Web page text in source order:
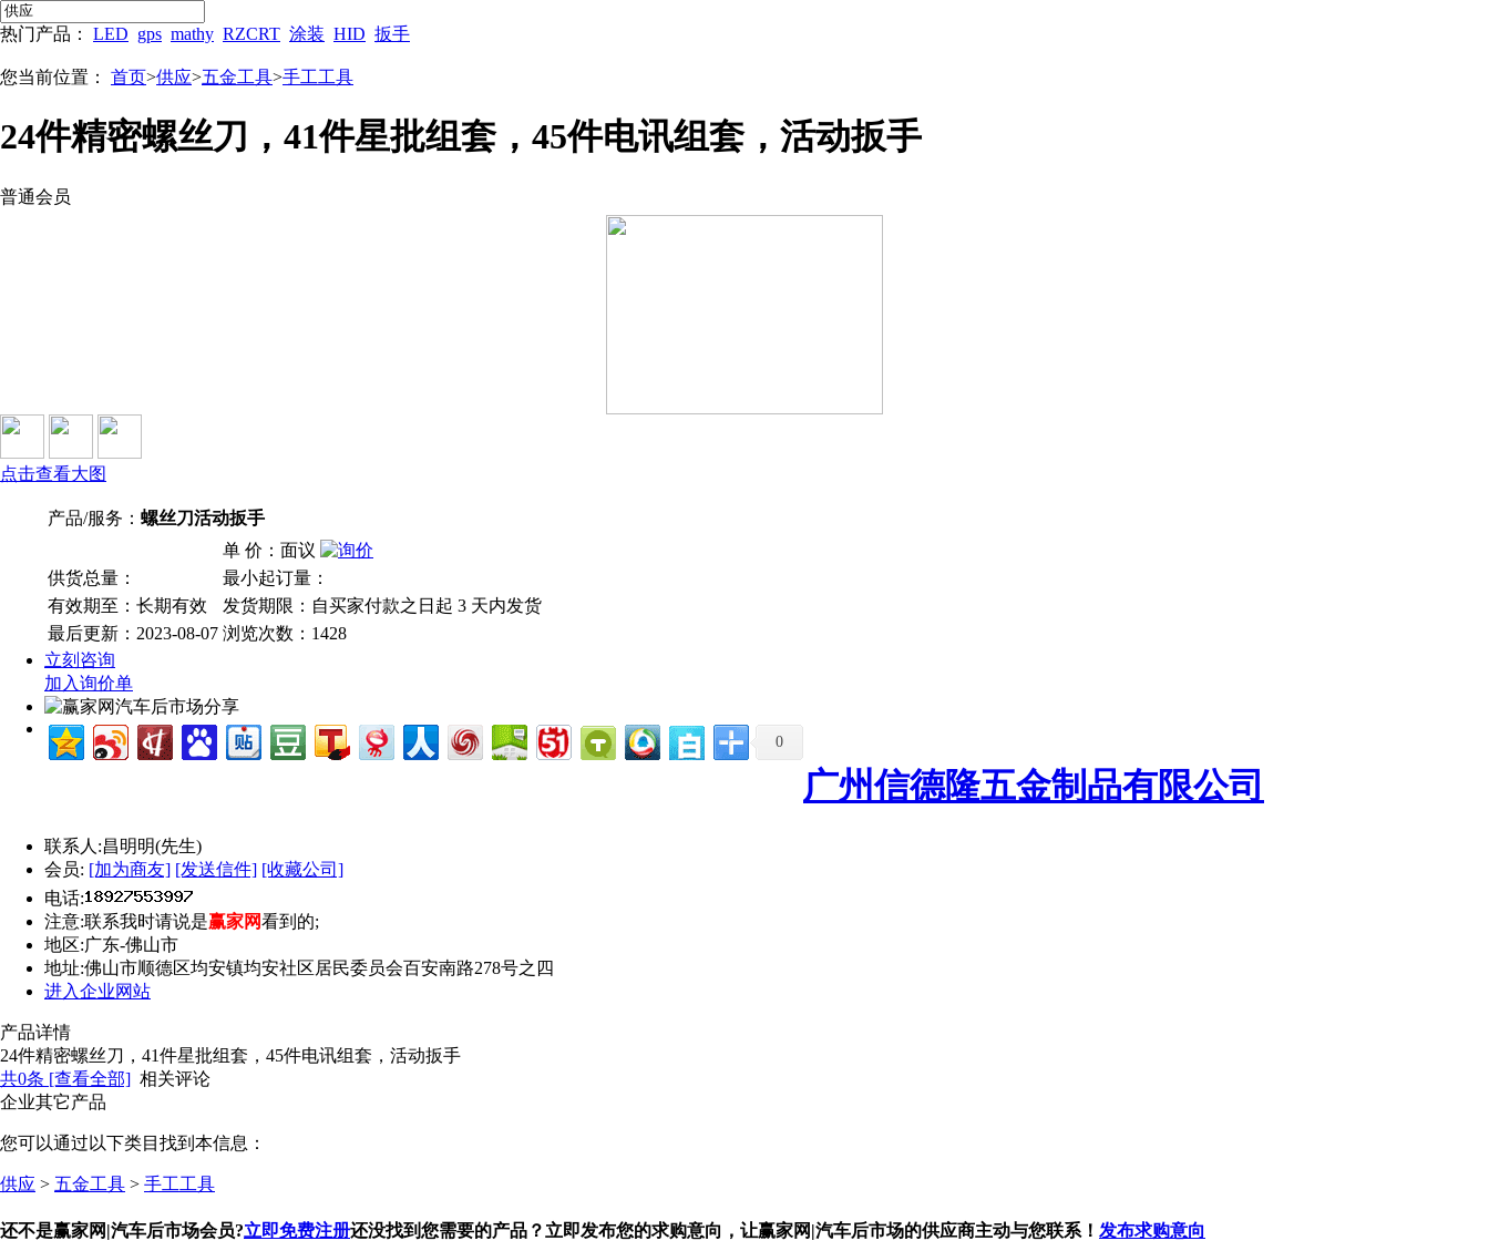
热门产品： LED gps mathy RZCRT 涂装 HID 扳手
您当前位置： 首页>供应>五金工具>手工工具
24件精密螺丝刀，41件星批组套，45件电讯组套，活动扳手
普通会员
点击查看大图
产品/服务： 螺丝刀活动扳手
单 价：面议
供货总量：
最小起订量：
有效期至：长期有效
发货期限：自买家付款之日起 3 天内发货
最后更新：2023-08-07 浏览次数： 1428
立刻咨询
加入询价单
0
广州信德隆五金制品有限公司
联系人:昌明明(先生)
会员: [加为商友] [发送信件] [收藏公司]
电话:
注意:联系我时请说是赢家网看到的;
地区:广东-佛山市
地址:佛山市顺德区均安镇均安社区居民委员会百安南路278号之四
进入企业网站
产品详情
24件精密螺丝刀，41件星批组套，45件电讯组套，活动扳手
共0条 [查看全部] 相关评论
企业其它产品
您可以通过以下类目找到本信息：
供应 > 五金工具 > 手工工具
还不是赢家网|汽车后市场会员?立即免费注册还没找到您需要的产品？立即发布您的求购意向，让赢家网|汽车后市场的供应商主动与您联系！ 发布求购意向